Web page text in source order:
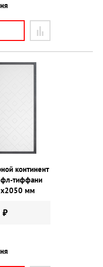
континент
фл-тиффани
мм
₽